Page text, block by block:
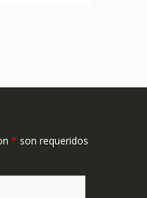
* son requeridos